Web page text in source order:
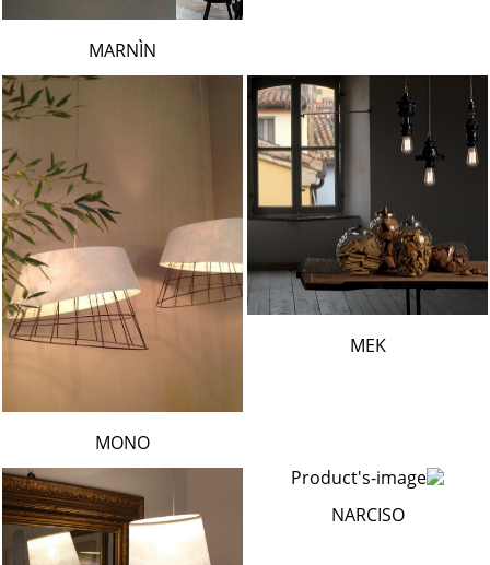
MARNÌN
MEK
MONO
NARCISO